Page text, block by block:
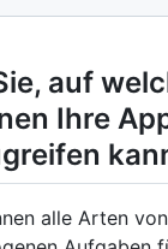
auf
Ihre
alle Arten von